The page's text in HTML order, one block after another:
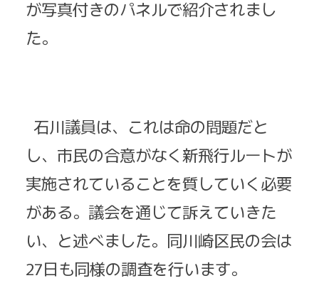
が写真付きのパネルで紹介されまし
た。
石川議員は、これは命の問題だと
し、市民の合意がなく新飛行ルートが
実施されていることを質していく必要
がある。議会を通じて訴えていきた
い、と述べました。同川崎区民の会は
27日も同様の調査を行います。